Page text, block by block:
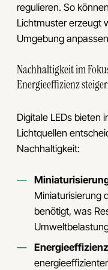
regulieren. So
Lichtmuster erzeugt
Umgebung
Nachhaltigkeit im
Energieeffizienz
Digitale LEDs bieten
Lichtquellen
Nachhaltigkeit:
Miniaturisierung
benötigt, was